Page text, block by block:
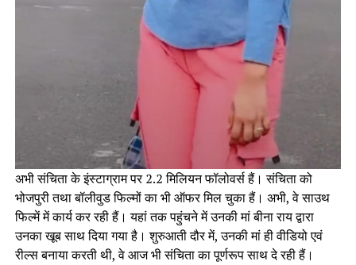
अभी संचिता के इंस्टाग्राम पर 2.2 मिलियन फॉलोवर्स हैं। संचिता को
भोजपुरी तथा बॉलीवुड फिल्मों का भी ऑफर मिल चुका हैं। अभी, वे साउथ
फिल्में में कार्य कर रही हैं। यहां तक पहुंचने में उनकी मां बीना राय द्वारा
उनका खूब साथ दिया गया है। शुरुआती दौर में, उनकी मां ही वीडियो एवं
रील्स बनाया करती थी, वे आज भी संचिता का पूर्णरूप साथ दे रही हैं।